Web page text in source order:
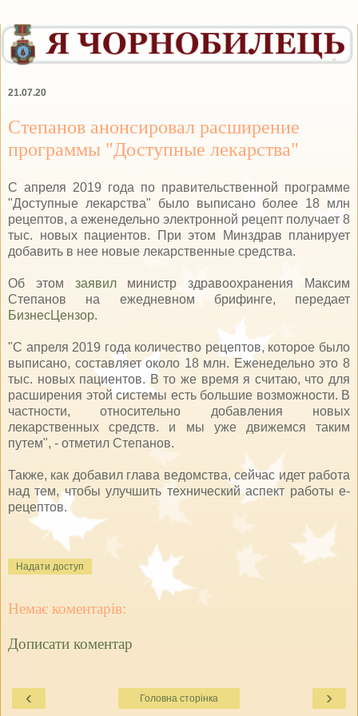
21.07.20
Степанов анонсировал расширение
программы "Доступные лекарства"
С апреля 2019 года по правительственной программе
"Доступные лекарства" было выписано более 18 млн
рецептов, а еженедельно электронной рецепт получает 8
тыс. новых пациентов. При этом Минздрав планирует
добавить в нее новые лекарственные средства.
Об этом заявилминистр здравоохранения Максим
Степанов на ежедневном брифинге, передает
БизнесЦензор.
"С апреля 2019 года количество рецептов, которое было
выписано, составляет около 18 млн. Еженедельно это 8
тыс. новых пациентов. В то же время я считаю, что для
расширения этой системы есть большие возможности. В
частности, относительно добавления новых
лекарственных средств. и мы уже движемся таким
путем", - отметил Степанов.
Также, как добавил глава ведомства, сейчас идет работа
над тем, чтобы улучшить технический аспект работы е-
рецептов.
Надати доступ
Немає коментарів:
Дописати коментар
‹ ›
Головна сторінка